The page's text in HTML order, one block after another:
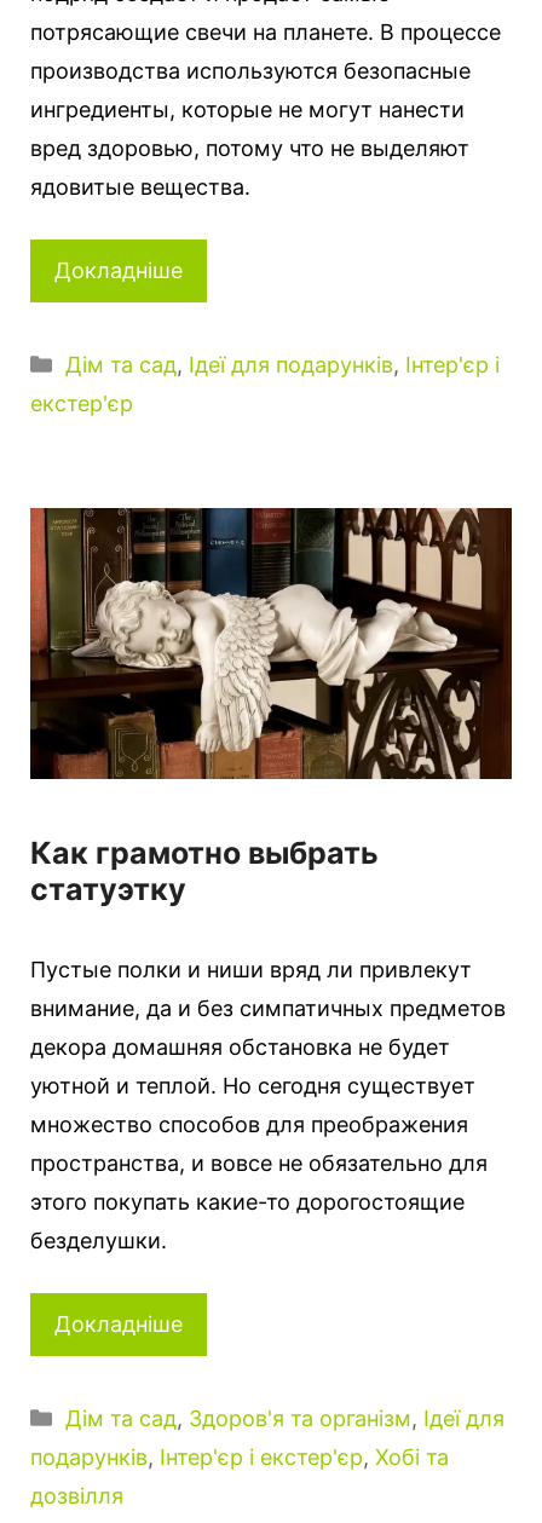
потрясающие свечи на планете. В процессе
производства используются безопасные
ингредиенты, которые не могут нанести
вред здоровью, потому что не выделяют
ядовитые вещества.
Докладніше
Категорії
Дім та сад, Ідеї для подарунків, Інтер'єр і
екстер'єр
Как грамотно выбрать
статуэтку
Пустые полки и ниши вряд ли привлекут
внимание, да и без симпатичных предметов
декора домашняя обстановка не будет
уютной и теплой. Но сегодня существует
множество способов для преображения
пространства, и вовсе не обязательно для
этого покупать какие-то дорогостоящие
безделушки.
Докладніше
Категорії
Дім та сад, Здоров'я та організм, Ідеї для
подарунків, Інтер'єр і екстер'єр, Хобі та
дозвілля